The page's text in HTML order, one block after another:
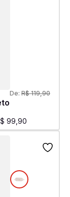
De: R$ 119,90
99 90